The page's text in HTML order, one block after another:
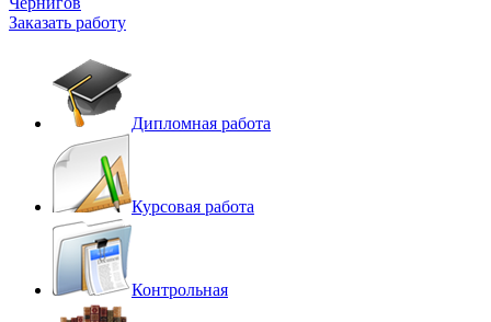
Заказать работу
Дипломная работа
Курсовая работа
Контрольная